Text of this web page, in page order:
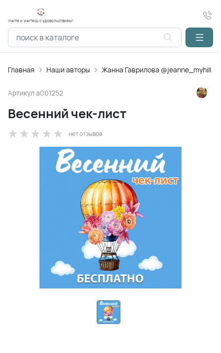
Учите и учитесь с удовольствием!
Главная Наши авторы Жанна Гаврилова @jeanne_myhill
Артикул a001252
Весенний чек-лист
нет отзывов